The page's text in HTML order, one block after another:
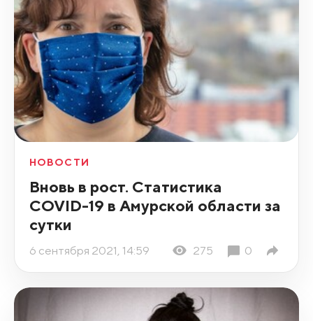
НОВОСТИ
Вновь в рост. Статистика
COVID-19 в Амурской области за
сутки
6 сентября 2021, 14:59 275 0